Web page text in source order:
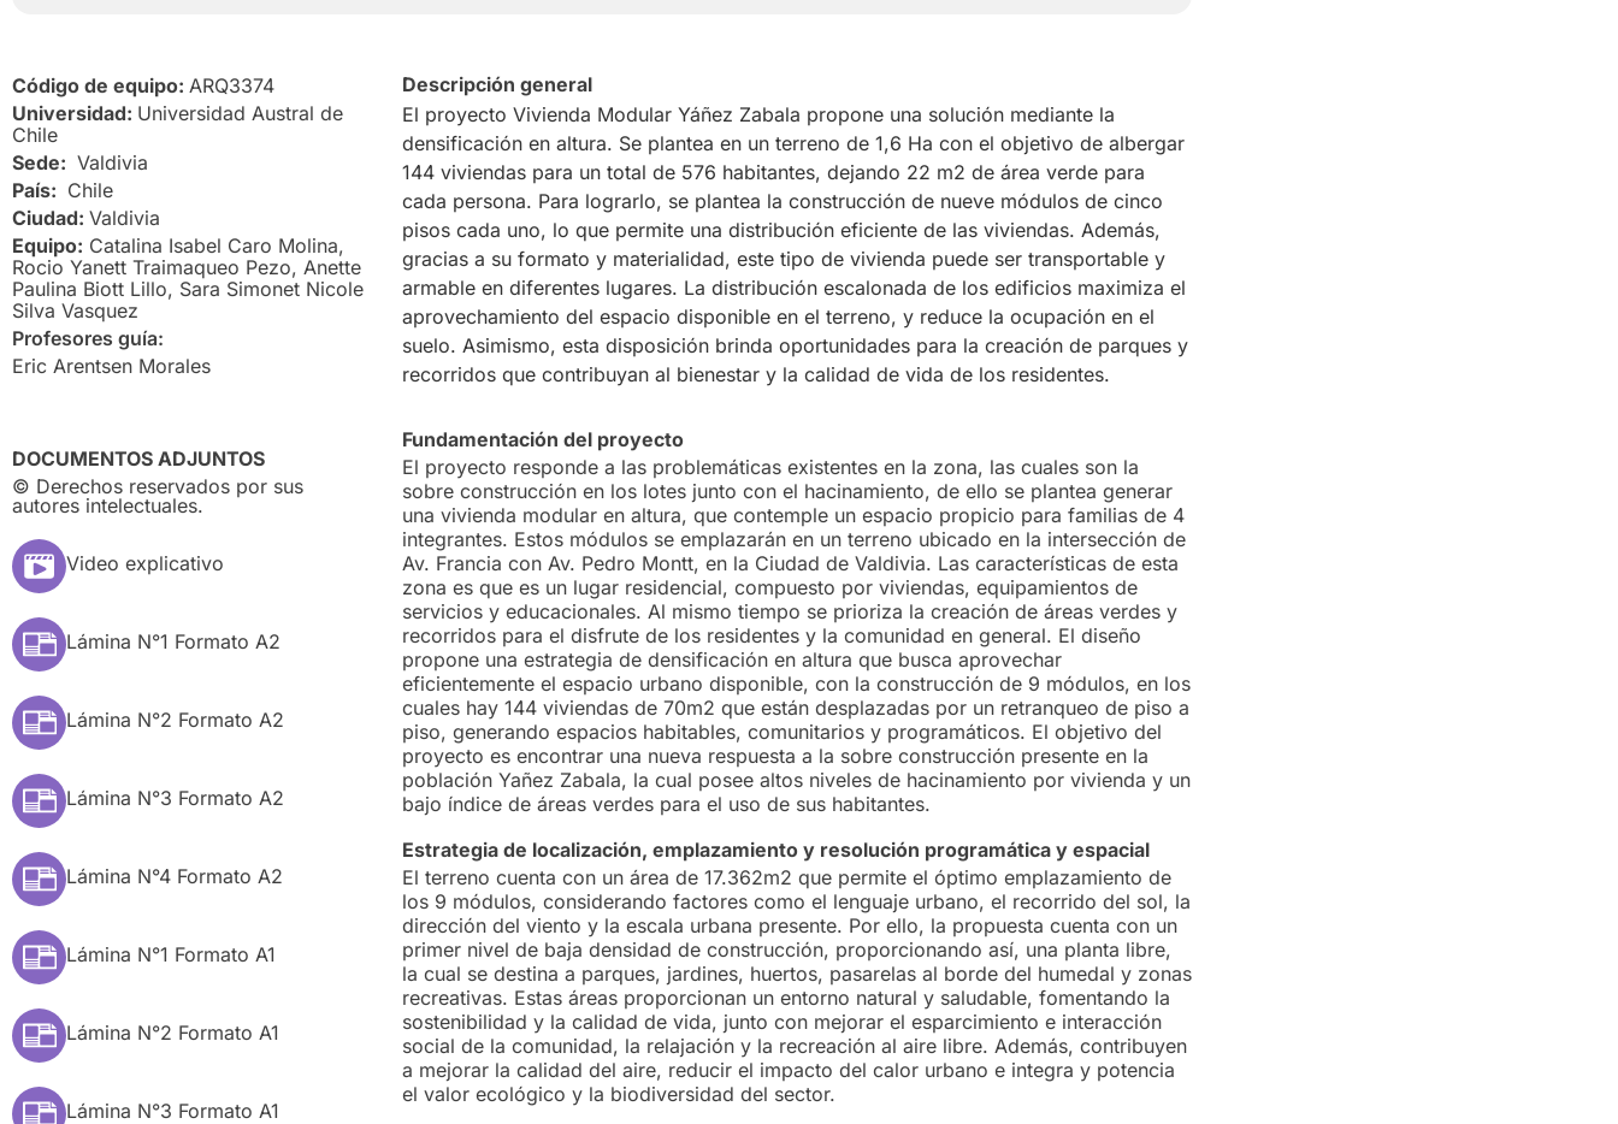
Código de equipo: ARQ3374
Universidad: Universidad Austral de
Chile
Sede: Valdivia
País: Chile
Ciudad: Valdivia
Equipo: Catalina Isabel Caro Molina,
Rocio Yanett Traimaqueo Pezo, Anette
Paulina Biott Lillo, Sara Simonet Nicole
Silva Vasquez
Profesores guía:
Eric Arentsen Morales
DOCUMENTOS ADJUNTOS
© Derechos reservados por sus
autores intelectuales.
Video explicativo
Lámina N°1 Formato A2
Lámina N°2 Formato A2
Lámina N°3 Formato A2
Lámina N°4 Formato A2
Lámina N°1 Formato A1
Lámina N°2 Formato A1
Lámina N°3 Formato A1
Descripción general
El proyecto Vivienda Modular Yáñez Zabala propone una solución mediante la
densificación en altura. Se plantea en un terreno de 1,6 Ha con el objetivo de albergar
144 viviendas para un total de 576 habitantes, dejando 22 m2 de área verde para
cada persona. Para lograrlo, se plantea la construcción de nueve módulos de cinco
pisos cada uno, lo que permite una distribución eficiente de las viviendas. Además,
gracias a su formato y materialidad, este tipo de vivienda puede ser transportable y
armable en diferentes lugares. La distribución escalonada de los edificios maximiza el
aprovechamiento del espacio disponible en el terreno, y reduce la ocupación en el
suelo. Asimismo, esta disposición brinda oportunidades para la creación de parques y
recorridos que contribuyan al bienestar y la calidad de vida de los residentes.
Fundamentación del proyecto
El proyecto responde a las problemáticas existentes en la zona, las cuales son la
sobre construcción en los lotes junto con el hacinamiento, de ello se plantea generar
una vivienda modular en altura, que contemple un espacio propicio para familias de 4
integrantes. Estos módulos se emplazarán en un terreno ubicado en la intersección de
Av. Francia con Av. Pedro Montt, en la Ciudad de Valdivia. Las características de esta
zona es que es un lugar residencial, compuesto por viviendas, equipamientos de
servicios y educacionales. Al mismo tiempo se prioriza la creación de áreas verdes y
recorridos para el disfrute de los residentes y la comunidad en general. El diseño
propone una estrategia de densificación en altura que busca aprovechar
eficientemente el espacio urbano disponible, con la construcción de 9 módulos, en los
cuales hay 144 viviendas de 70m2 que están desplazadas por un retranqueo de piso a
piso, generando espacios habitables, comunitarios y programáticos. El objetivo del
proyecto es encontrar una nueva respuesta a la sobre construcción presente en la
población Yañez Zabala, la cual posee altos niveles de hacinamiento por vivienda y un
bajo índice de áreas verdes para el uso de sus habitantes.
Estrategia de localización, emplazamiento y resolución programática y espacial
El terreno cuenta con un área de 17.362m2 que permite el óptimo emplazamiento de
los 9 módulos, considerando factores como el lenguaje urbano, el recorrido del sol, la
dirección del viento y la escala urbana presente. Por ello, la propuesta cuenta con un
primer nivel de baja densidad de construcción, proporcionando así, una planta libre,
la cual se destina a parques, jardines, huertos, pasarelas al borde del humedal y zonas
recreativas. Estas áreas proporcionan un entorno natural y saludable, fomentando la
sostenibilidad y la calidad de vida, junto con mejorar el esparcimiento e interacción
social de la comunidad, la relajación y la recreación al aire libre. Además, contribuyen
a mejorar la calidad del aire, reducir el impacto del calor urbano e integra y potencia
el valor ecológico y la biodiversidad del sector.